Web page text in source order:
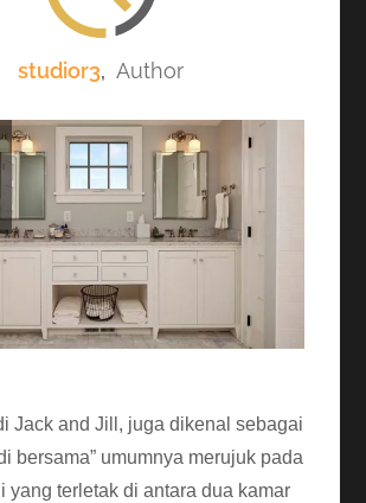
studior3, Author
Jack and Jill, juga dikenal sebagai
bersama” umumnya merujuk pada
yang terletak di antara dua kamar